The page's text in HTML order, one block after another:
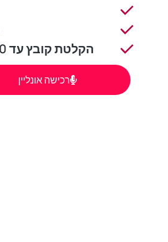
הקלטת קובץ עד 30 שניות בהתאם לדרישות ספקי התקשורת
רכישה אונליין